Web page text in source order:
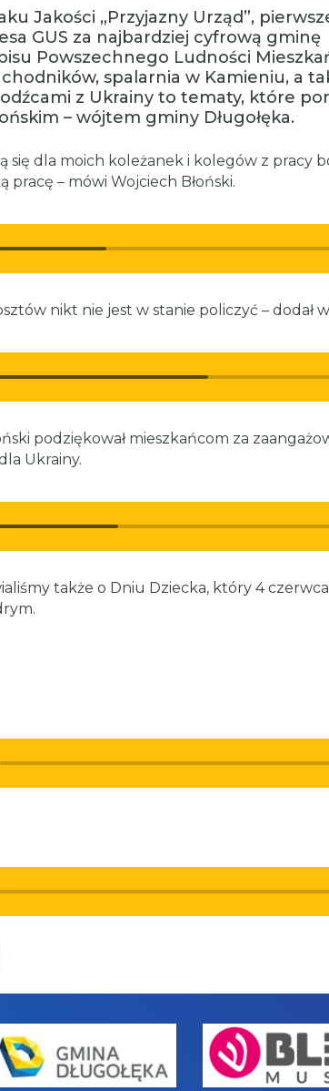
Jakości „Przyjazny Urząd”,
GUS za najbardziej cyfrową gminę
Powszechnego Ludności
spalarnia w Kamieniu, a
z Ukrainy to tematy, które
– wójtem gminy Długołęka.
się dla moich koleżanek i kolegów z pracy
pracę – mówi Wojciech Błoński.
nikt nie jest w stanie policzyć – dodał
podziękował mieszkańcom za
Ukrainy.
także o Dniu Dziecka, który 4